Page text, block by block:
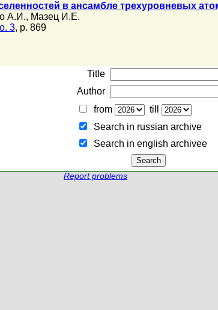
в ансамбле трехуровневых
А.И., Мазец И.Е.
3, p. 869
Title
Author
from
till
Search in russian archive
Search in english archiveе
Report problems